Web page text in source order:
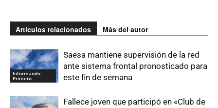
Artículos relacionados Más del autor
Informando
Primero
Saesa mantiene supervisión de la red
ante sistema frontal pronosticado para
este fin de semana
Fallece joven que participó en «Club de